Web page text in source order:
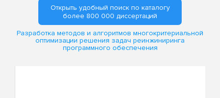
Открыть удобный поиск по каталогу
более 800 000 диссертаций
Разработка методов и алгоритмов многокритериальной
оптимизации решения задач реинжиниринга
программного обеспечения